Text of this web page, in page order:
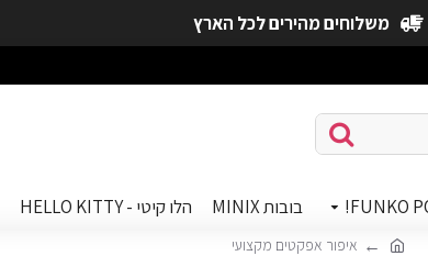
משלוחים מהירים לכל הארץ
בובות MINIX הלו קיטי - HELLO KITTY
איפור אפקטים מקצועי